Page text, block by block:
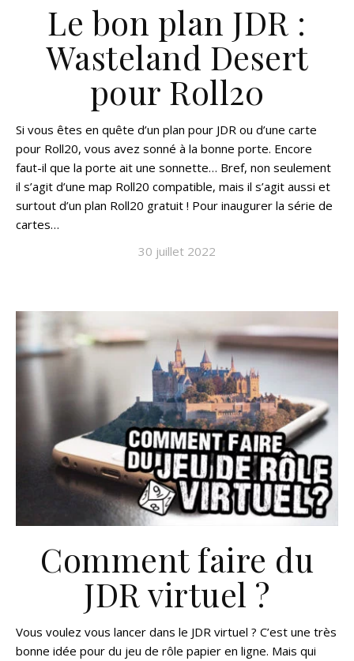
Le bon plan JDR :
Wasteland Desert
pour Roll20
Si vous êtes en quête d’un plan pour JDR ou d’une carte
pour Roll20, vous avez sonné à la bonne porte. Encore
faut-il que la porte ait une sonnette… Bref, non seulement
il s’agit d’une map Roll20 compatible, mais il s’agit aussi et
surtout d’un plan Roll20 gratuit ! Pour inaugurer la série de
cartes…
30 juillet 2022
Comment faire du
JDR virtuel ?
Vous voulez vous lancer dans le JDR virtuel ? C’est une très
bonne idée pour du jeu de rôle papier en ligne. Mais qui